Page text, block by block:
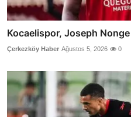
Kocaelispor, Joseph Nonge
Çerkezköy Haber Ağustos 5, 2026 0